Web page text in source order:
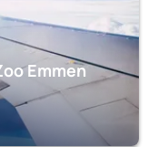
Emmen